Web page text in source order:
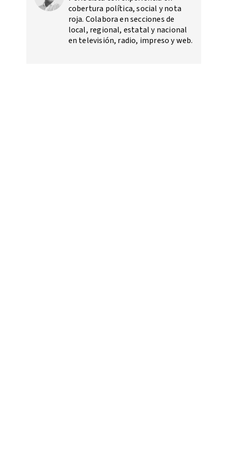
cobertura política, social y nota
roja. Colabora en secciones de
local, regional, estatal y nacional
en televisión, radio, impreso y web.